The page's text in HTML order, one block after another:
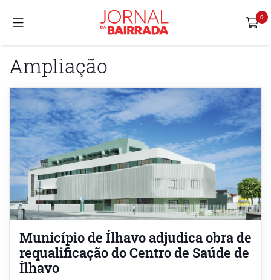
Ampliação
Município de Ílhavo adjudica obra de
requalificação do Centro de Saúde de
Ílhavo